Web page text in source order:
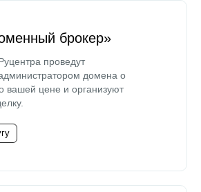
брокер»
проведут
домена о
вашей цене и организуют